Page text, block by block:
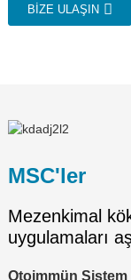
BIZE ULAŞIN
MSC'ler
Mezenkimal
uygulamaları
Otoimmün Sistem